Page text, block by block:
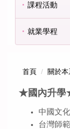
課程活動
就業學程
首頁 關於本
★國內升
中國文
台灣師